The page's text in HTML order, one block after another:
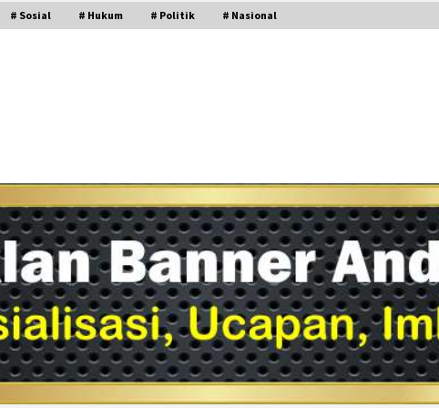
# Sosial # Hukum # Politik # Nasional